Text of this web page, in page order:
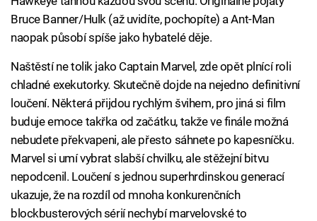
Bruce Banner/Hulk (až uvidíte, pochopíte) a Ant-Man
naopak působí spíše jako hybatelé děje.
Naštěstí ne tolik jako Captain Marvel, zde opět plnící roli
chladné exekutorky. Skutečně dojde na nejedno definitivní
loučení. Některá přijdou rychlým švihem, pro jiná si film
buduje emoce takřka od začátku, takže ve finále možná
nebudete překvapeni, ale přesto sáhnete po kapesníčku.
Marvel si umí vybrat slabší chvilku, ale stěžejní bitvu
nepodcenil. Loučení s jednou superhrdinskou generací
ukazuje, že na rozdíl od mnoha konkurenčních
blockbusterových sérií nechybí marvelovské to